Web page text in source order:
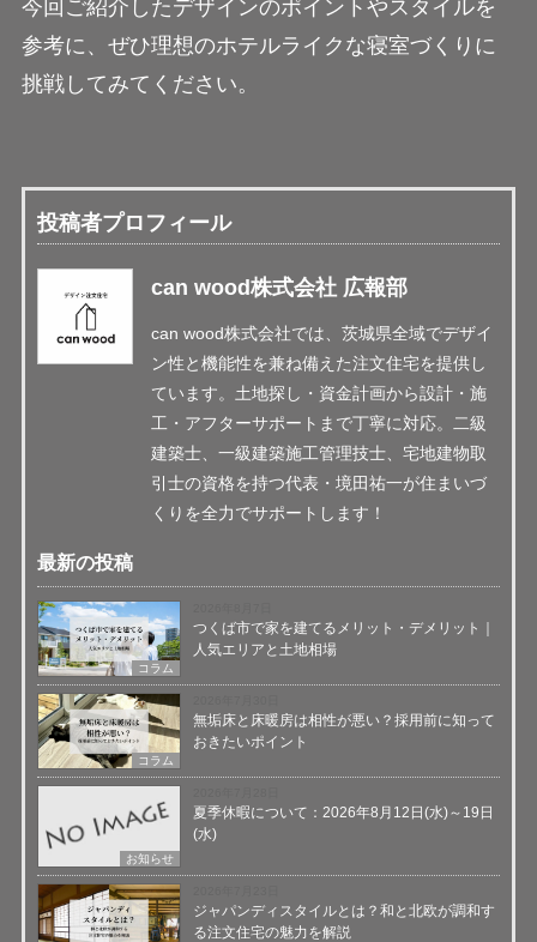
今回ご紹介したデザインのポイントやスタイルを
参考に、ぜひ理想のホテルライクな寝室づくりに
挑戦してみてください。
投稿者プロフィール
can wood株式会社 広報部
can wood株式会社では、茨城県全域でデザイ
ン性と機能性を兼ね備えた注文住宅を提供し
ています。土地探し・資金計画から設計・施
工・アフターサポートまで丁寧に対応。二級
建築士、一級建築施工管理技士、宅地建物取
引士の資格を持つ代表・境田祐一が住まいづ
くりを全力でサポートします！
最新の投稿
コラム
つくば市で家を建てるメリット・デメリット｜
人気エリアと土地相場
コラム
無垢床と床暖房は相性が悪い？採用前に知って
おきたいポイント
お知らせ
夏季休暇について：2026年8月12日(水)～19日
(水)
ジャパンディスタイルとは？和と北欧が調和す
る注文住宅の魅力を解説